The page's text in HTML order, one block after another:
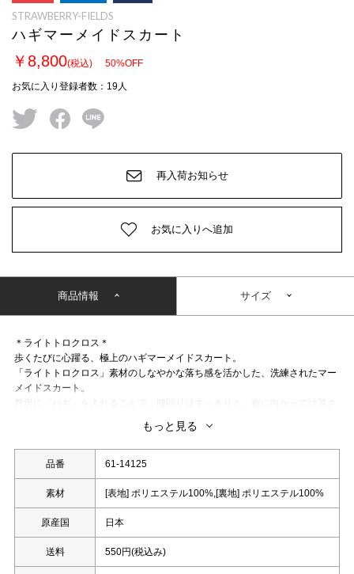
STRAWBERRY-FIELDS
ハギマーメイドスカート
￥8,800(税込) 50%OFF
お気に入り登録者数 ： 19人
twitter facebook
再入荷お知らせ
お気に入りへ追加
商品情報 サイズ
＊ライトトロクロス＊
歩くたびに心躍る、極上のハギマーメイドスカート。
「ライトトロクロス」素材のしなやかな落ち感を活かした、洗練されたマー
メイドスカート。
動くたびにドラマティックに広がる裾のラインが、女性らしさを最大限に引
き立てます。
コンパクトなリブニットやブラウスをインして、シルエットの美しさを際立
たせた上品なスタイリングがおすすめです。
洗濯：洗濯機使用可能(ネット使用)
もっと見る
品番 61-14125
素材 [表地] ポリエステル100%,[裏地] ポリエステル100%
原産国 日本
送料 550円(税込み)